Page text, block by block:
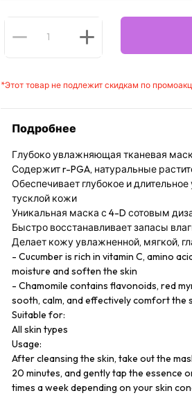
*Этот товар не подлежит скидкам по
Подробнее
Глубоко увлажняющая тканевая
Содержит r-PGA, натуральные
Обеспечивает глубокое и
тусклой кожи
Уникальная маска с 4-D сотовым
Быстро восстанавливает запасы
Делает кожу увлажненной, мягкой,
- Cucumber is rich in vitamin C, amino
moisture and soften the skin
- Chamomile contains flavonoids, red
sooth, calm, and effectively comfort the
Suitable for:
All skin types
Usage:
After cleansing the skin, take out the
20 minutes, and gently tap the essence
times a week depending on your skin